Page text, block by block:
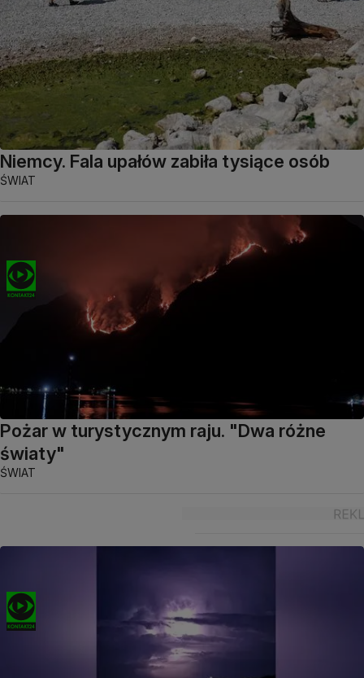
Niemcy. Fala upałów zabiła tysiące osób
ŚWIAT
Pożar w turystycznym raju. "Dwa różne
światy"
ŚWIAT